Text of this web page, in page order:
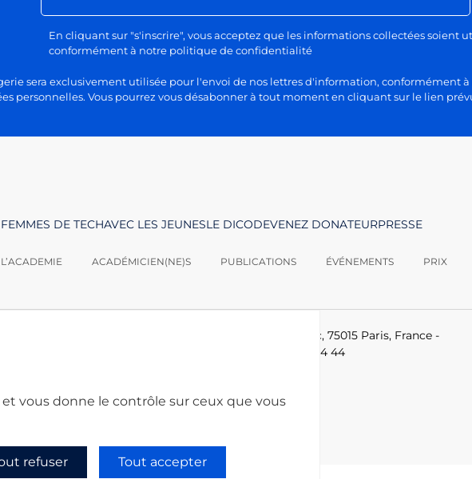
vous donne le contrôle sur ceux que vous
Tout accepter
refuser
En cliquant sur "s'inscrire", vous acceptez que les informations collectées soient
conformément à notre politique de confidentialité
sera exclusivement utilisée pour l'envoi de nos lettres d'information,
personnelles. Vous pourrez vous désabonner à tout moment en cliquant sur le lien
FEMMES DE TECHAVEC LES JEUNESLE DICODEVENEZ DONATEURPRESSE
L’ACADEMIE ACADÉMICIEN(NE)S PUBLICATIONS ÉVÉNEMENTS PRIX
Le Ponant, 19 rue Leblanc, 75015 Paris, France -
+33 (0)1 53 85 44 44